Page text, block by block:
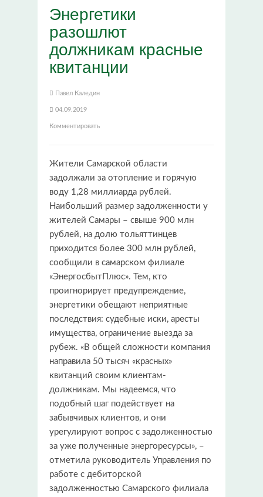
Энергетики
разошлют
должникам красные
квитанции
Павел Каледин
04.09.2019
Комментировать
Жители Самарской области
задолжали за отопление и горячую
воду 1,28 миллиарда рублей.
Наибольший размер задолженности у
жителей Самары – свыше 900 млн
рублей, на долю тольяттинцев
приходится более 300 млн рублей,
сообщили в самарском филиале
«ЭнергосбытПлюс». Тем, кто
проигнорирует предупреждение,
энергетики обещают неприятные
последствия: судебные иски, аресты
имущества, ограничение выезда за
рубеж. «В общей сложности компания
направила 50 тысяч «красных»
квитанций своим клиентам-
должникам. Мы надеемся, что
подобный шаг подействует на
забывчивых клиентов, и они
урегулируют вопрос с задолженностью
за уже полученные энергоресурсы», –
отметила руководитель Управления по
работе с дебиторской
задолженностью Самарского филиала